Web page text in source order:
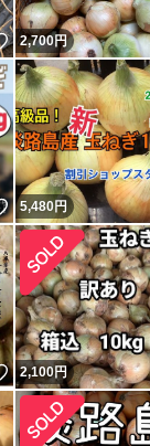
いいね！
2,700円
いいね！
5,480円
いいね！
2,100円